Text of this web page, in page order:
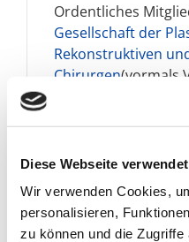
Diese Webseite
Wir verwenden Cookies,
personalisieren,
zu können und die
Ordentliches
Gesellschaft der
Rekonstruktiven
Chirurgen(vormals
Ästhetische
Mitglied der
Gefäßchirurgie und